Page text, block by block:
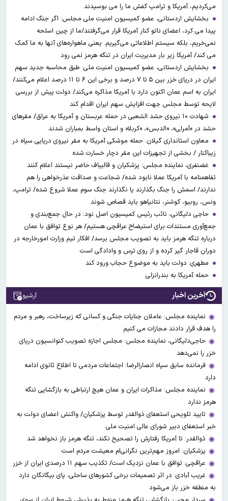
می‌کردیم، آمریکا و ترامپ کفش ما را می بوسیدند
بخشایش اردستانی، عضو کمیسیون امنیت ملی مجلس: اگر جنگ ادامه
پیدا می کرد، اعضای ناتو کنار آمریکا قرار می‌گرفتند/ما از چین اسلحه
نمی‌خریم، بلکه سیستم اطلاعاتی می‌گیریم. یعنی ماهواره‌های آنها به ما کمک
می کند/ آمریکا زیر بار مدیریت ایران در تنگه هرمز نمی رود
بخشایش اردستانی، عضو کمیسیون امنیت ملی: طبق محاسبه جدید سهم
ایران در دریای خزر بین ۵ تا ۷ درصد و برخی این ۶ تا ۱۱ درصد اعلام می‌کنند/
ایران به اسم عمان اکنون دارد با آمریکا مذاکره می‌کند/ دولت پیش از بررسی
لایحه توسط مجلس جهت افزایش سهم ایران اقدام کند
شهادت ۱۰ نیروی حشد الشعبی در حمله عربستان و آمریکا به عراق/ مقرهای
حشد در »آمرلی»، «الدبس»، «کربلا« و استان واسط بمباران شدند
معاون استانداری گیلان: حمله موشکی آمریکا به مقر نیروی دریایی سپاه در
زیباکنار / بخشی از تجهیزات این مقر دچار خسارت شده
غضنفری، نماینده مجلس: پزشکیان و قالیباف حاضر نیستند اعلام کنند
تفاهمنامه با آمریکا عملا نابود شده/ شجاعت و صداقت عذرخواهی را هم
ندارند/ اسمش را جنگ بگذارند یا نگذارند جنگ سوم عملا شروع شده/ ترامپ،
ونس، روبیو، کوشنر، نتانیاهو باید قصاص شوند
حاجی دلیگانی، نائب رئیس کمیسیون اصل نود: در حال جمع‌بندی و
جمع‌آوری مستندات برای استیضاح عراقچی هستیم/ هر نوع توافق با عمان
درباره تنگه هرمز باید به تصویب مجلس برسد/ افکار تیم وزارت امورخارجه در
دوران قاجار گیر کرده و از روی ترس و وادادگی است
مطهری: دولت باید به موضوع حجاب ورود کند
حمله آمریکا به بندرانزلی
آخرین اخبار آرشیو
نماینده مجلس: عاملان جنایات جنگی و کسانی که زیرساخت‌، رهبر و مردم
را هدف قرار دادند مجازات می کنیم
حاجی‌دلیگانی، نماینده مجلس: مجلس اجازه تصویب کنوانسیون دریای
خزر را نمی‌دهد
فرمانده سابق سپاه انصارالرضا: اجتماعات مردمی تا اطلاع ثانوی ادامه
دارد
نماینده مجلس: مذاکرات ایران و عمان هیچ ارتباطی به بازگشایی تنگه
هرمز ندارد
تایید تلویحی استعفای ذوالقدر توسط پزشکیان/ واکنش اعضای دولت به
خبر استعفای دبیر شورای عالی امنیت ملی
ذوالقدر: تا آمریکا رفتارش را تصحیح نکند، تنگه هرمز باز نخواهد شد
پزشکیان: امروز مهم‌ترین نگرانی‌ام معیشت مردم است
عراقچی: توافق با عمان نزدیک است/ تکذیب سهم ۱۱ درصدی ایران از خزر
غریب آبادی: در اثر تصمیمات برخی کشورهای ساحلی، پای بیگانگان دارد
به منطقه خزر باز می‌شود